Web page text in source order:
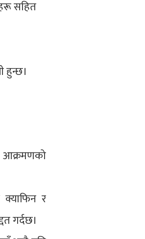
सहित
हुन्छ।
आक्रमणको
क्याफिन र
गर्दछ।